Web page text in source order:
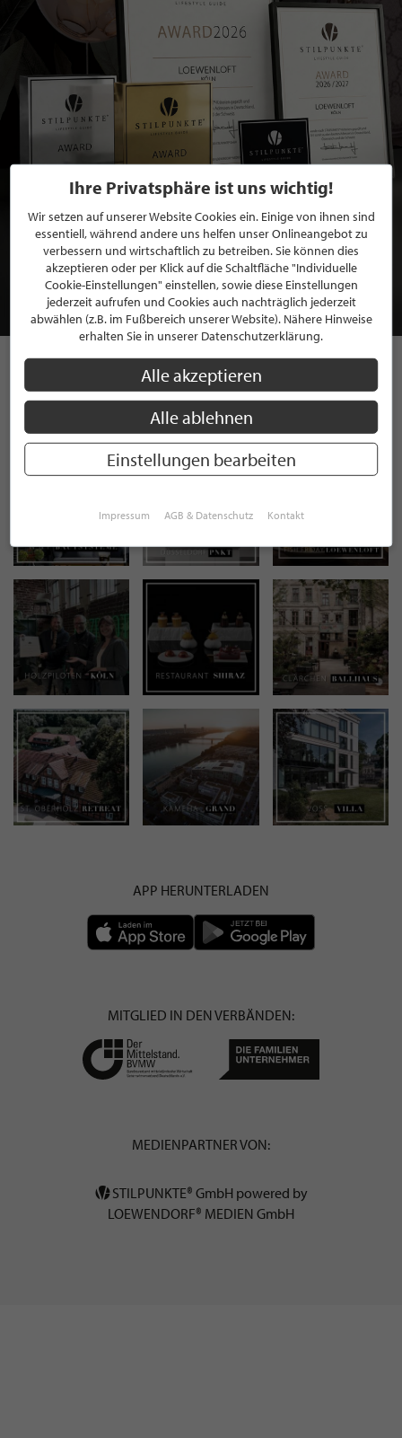
BEWERBEN SIE SICH FÜR EINE GRATIS
MITGLIEDSCHAFT BEI STILPUNKTE®
JETZT GRATIS BEWERBEN
STILPUNKTE AUF
INSTAGRAM
APP HERUNTERLADEN
MITGLIED IN DEN VERBÄNDEN:
MEDIENPARTNER VON:
STILPUNKTE® GmbH powered by
LOEWENDORF® MEDIEN GmbH
Ihre Privatsphäre ist uns wichtig!
Wir setzen auf unserer Website Cookies ein. Einige von ihnen sind
essentiell, während andere uns helfen unser Onlineangebot zu
verbessern und wirtschaftlich zu betreiben. Sie können dies
akzeptieren oder per Klick auf die Schaltfläche "Individuelle
Cookie-Einstellungen" einstellen, sowie diese Einstellungen
jederzeit aufrufen und Cookies auch nachträglich jederzeit
abwählen (z.B. im Fußbereich unserer Website). Nähere Hinweise
erhalten Sie in unserer Datenschutzerklärung.
Alle akzeptieren
Alle ablehnen
Einstellungen bearbeiten
Impressum AGB & Datenschutz Kontakt